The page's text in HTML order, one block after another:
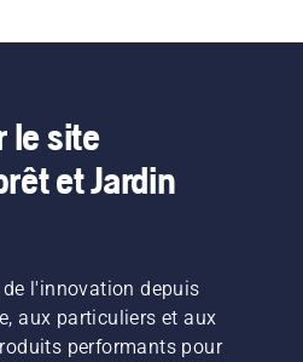
le site
et Jardin
l'innovation depuis
aux particuliers et aux
performants pour